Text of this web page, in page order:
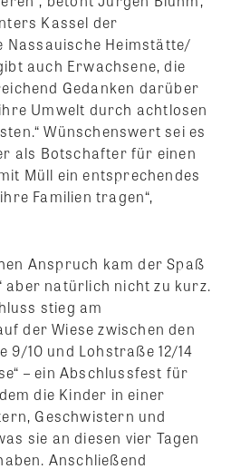
Kassel der
Nassauische Heimstätte/
auch Erwachsene, die
Gedanken darüber
Umwelt durch achtlosen
Wünschenswert sei es
als Botschafter für einen
Müll ein entsprechendes
Familien tragen“,
Anspruch kam der Spaß
aber natürlich nicht zu kurz.
stieg am
der Wiese zwischen den
9/10 und Lohstraße 12/14
– ein Abschlussfest für
die Kinder in einer
Geschwistern und
sie an diesen vier Tagen
Anschließend